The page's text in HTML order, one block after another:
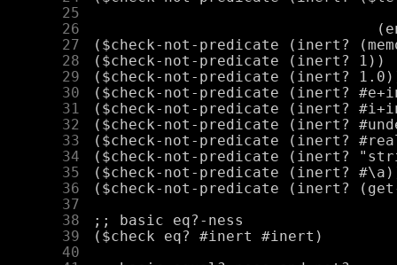
     25
     26
     27
     28
     29
     30
     31
     32
     33
     34
     35
     36
     37
     38
     39
     40